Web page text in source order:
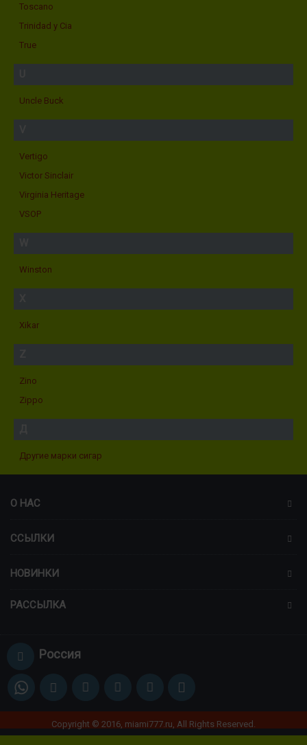
Toscano
Trinidad y Cia
True
Uncle Buck
Vertigo
Victor Sinclair
Virginia Heritage
VSOP
Winston
Xikar
Zino
Zippo
Другие марки сигар
О НАС
ССЫЛКИ
НОВИНКИ
РАССЫЛКА
Россия
Copyright © 2016, miami777.ru, All Rights Reserved.